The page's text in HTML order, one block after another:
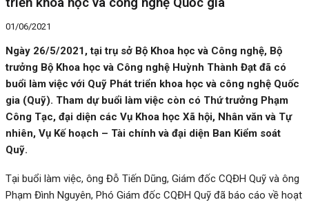
01/06/2021
Ngày 26/5/2021, tại trụ sở Bộ Khoa học và Công nghệ, Bộ
trưởng Bộ Khoa học và Công nghệ Huỳnh Thành Đạt đã có
buổi làm việc với Quỹ Phát triển khoa học và công nghệ Quốc
gia (Quỹ). Tham dự buổi làm việc còn có Thứ trưởng Phạm
Công Tạc, đại diện các Vụ Khoa học Xã hội, Nhân văn và Tự
nhiên, Vụ Kế hoạch – Tài chính và đại diện Ban Kiểm soát
Quỹ.
Tại buổi làm việc, ông Đỗ Tiến Dũng, Giám đốc CQĐH Quỹ và ông
Phạm Đình Nguyên, Phó Giám đốc CQĐH Quỹ đã báo cáo về hoạt